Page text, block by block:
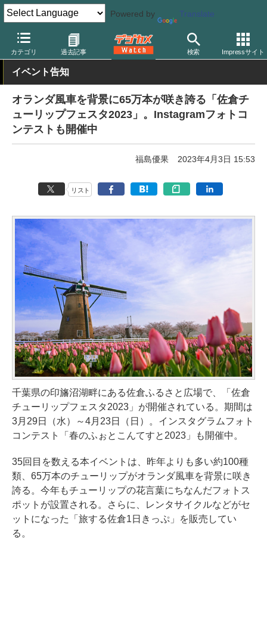
Powered by Translate
カテゴリ 過去記事 検索 Impressサイト
デジカメ Watch 撮影情報 花
イベント告知
オランダ風車を背景に65万本が咲き誇る「佐倉チ
ューリップフェスタ2023」。Instagramフォトコ
ンテストも開催中
福島優果 2023年4月3日 15:53
リスト
千葉県の印旛沼湖畔にある佐倉ふるさと広場で、「佐倉
チューリップフェスタ2023」が開催されている。期間は
3月29日（水）～4月23日（日）。インスタグラムフォト
コンテスト「春のふぉとこんてすと2023」も開催中。
35回目を数える本イベントは、昨年よりも多い約100種
類、65万本のチューリップがオランダ風車を背景に咲き
誇る。今年もチューリップの花言葉にちなんだフォトス
ポットが設置される。さらに、レンタサイクルなどがセ
ットになった「旅する佐倉1日きっぷ」を販売してい
る。